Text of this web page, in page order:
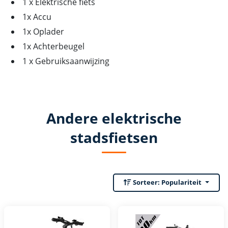
1x Accu
1x Oplader
1x Achterbeugel
1 x Gebruiksaanwijzing
Andere elektrische
stadsfietsen
Sorteer: Populariteit